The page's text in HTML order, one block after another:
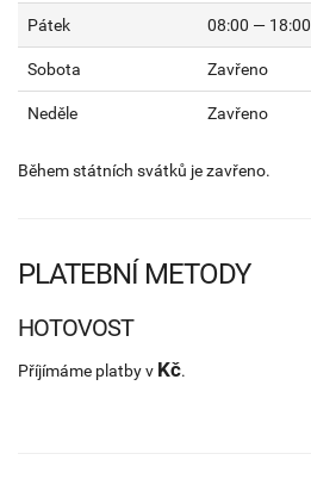
Pátek 08:00 — 18:00
Sobota Zavřeno
Neděle Zavřeno
Během státních svátků je zavřeno.
PLATEBNÍ METODY
HOTOVOST
Příjímáme platby v Kč.